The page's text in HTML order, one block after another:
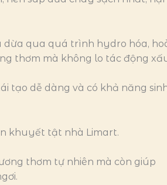
qua quá trình hydro hóa,
thơm mà không lo tác động
tạo dễ dàng và có khả năng
khuyết tật nhà Limart.
thơm tự nhiên mà còn giúp